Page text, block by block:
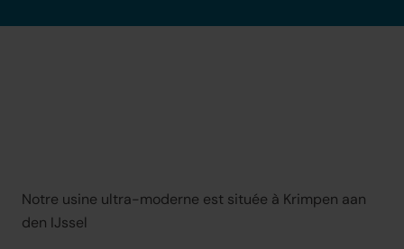
Notre usine ultra-moderne est située à Krimpen aan
den IJssel